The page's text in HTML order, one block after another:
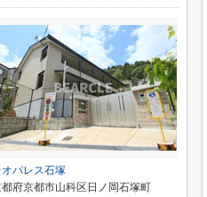
オパレス石塚
府京都市山科区日ノ岡石塚町